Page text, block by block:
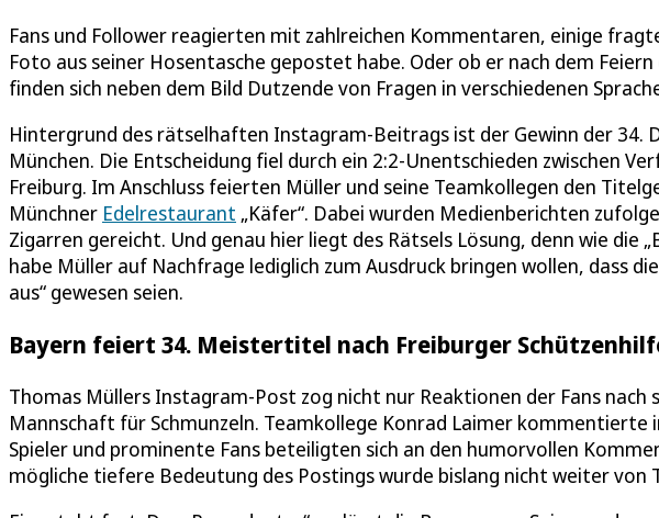
Fans und Follower reagierten mit zahlreichen Kommentaren, einige
Foto aus seiner Hosentasche gepostet habe. Oder ob er nach dem
finden sich neben dem Bild Dutzende von Fragen in verschiedenen
Hintergrund des rätselhaften Instagram-Beitrags ist der Gewinn der 34.
München. Die Entscheidung fiel durch ein 2:2-Unentschieden zwischen
Freiburg. Im Anschluss feierten Müller und seine Teamkollegen den
Münchner Edelrestaurant „Käfer“. Dabei wurden Medienberichten
Zigarren gereicht. Und genau hier liegt des Rätsels Lösung, denn wie die
habe Müller auf Nachfrage lediglich zum Ausdruck bringen wollen, dass
aus“ gewesen seien.
Bayern feiert 34. Meistertitel nach Freiburger
Thomas Müllers Instagram-Post zog nicht nur Reaktionen der Fans nach
Mannschaft für Schmunzeln. Teamkollege Konrad Laimer kommentierte
Spieler und prominente Fans beteiligten sich an den humorvollen
mögliche tiefere Bedeutung des Postings wurde bislang nicht weiter von